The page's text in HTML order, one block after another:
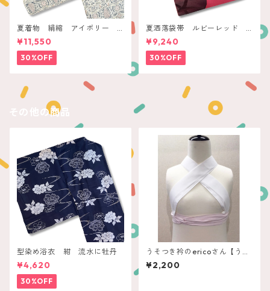
夏着物 絹縮 アイボリー
ペールボタニカル
¥11,550
30%OFF
夏洒落袋帯 ルビーレッド
モダン朝顔
¥9,240
30%OFF
その他の商品
型染め浴衣 紺 流水に牡丹
¥4,620
30%OFF
うそつき衿のericoさん【うさ
ぎやoriginal】
¥2,200